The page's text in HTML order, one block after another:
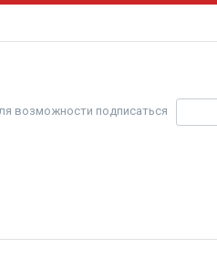
возможности подписаться